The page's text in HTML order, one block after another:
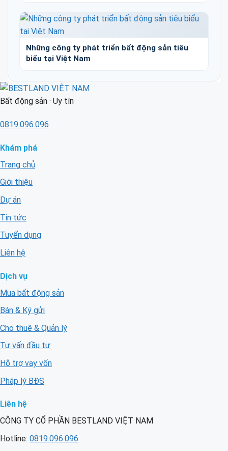
Những công ty phát triển bất động sản tiêu
biểu tại Việt Nam
Bất động sản · Uy tín
0819.096.096
Khám phá
Trang chủ
Giới thiệu
Dự án
Tin tức
Tuyển dụng
Liên hệ
Dịch vụ
Mua bất động sản
Bán & Ký gửi
Cho thuê & Quản lý
Tư vấn đầu tư
Hỗ trợ vay vốn
Pháp lý BĐS
Liên hệ
CÔNG TY CỔ PHẦN BESTLAND VIỆT NAM
Hotline: 0819.096.096